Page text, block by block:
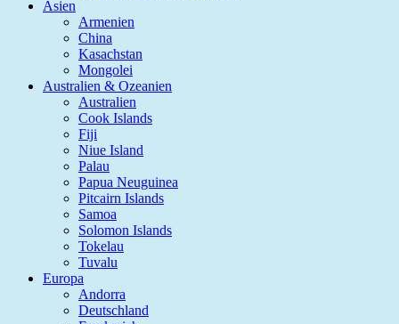
Asien
Armenien
China
Kasachstan
Mongolei
Australien & Ozeanien
Australien
Cook Islands
Fiji
Niue Island
Palau
Papua Neuguinea
Pitcairn Islands
Samoa
Solomon Islands
Tokelau
Tuvalu
Europa
Andorra
Deutschland